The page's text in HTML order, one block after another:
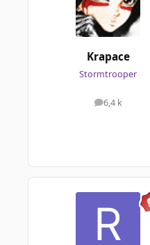
Krapace
Stormtrooper
6,4 k
messages